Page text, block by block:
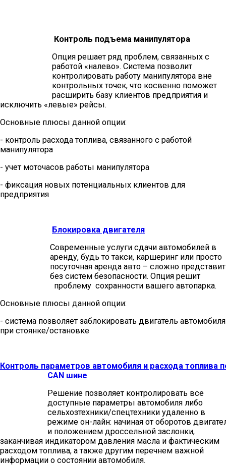
Контроль подъема манипулятора
Опция решает ряд проблем, связанных с
работой «налево». Система позволит
контролировать работу манипулятора вне
контрольных точек, что косвенно поможет
расширить базу клиентов предприятия и
исключить «левые» рейсы.
Основные плюсы данной опции:
- контроль расхода топлива, связанного с работой
манипулятора
- учет моточасов работы манипулятора
- фиксация новых потенциальных клиентов для
предприятия
Блокировка двигателя
Современные услуги сдачи автомобилей в
аренду, будь то такси, каршеринг или просто
посуточная аренда авто – сложно
без систем безопасности. Опция решит
проблему сохранности вашего автопарка.
Основные плюсы данной опции:
- система позволяет заблокировать двигатель автомобиля
при стоянке/остановке
Контроль параметров автомобиля и расхода топлива
CAN шине
Решение позволяет контролировать все
доступные параметры автомобиля либо
сельхозтехники/спецтехники удаленно в
режиме он-лайн: начиная от оборотов
и положением дроссельной заслонки,
заканчивая индикатором давления масла и фактическим
расходом топлива, а также другим перечнем важной
информации о состоянии автомобиля.